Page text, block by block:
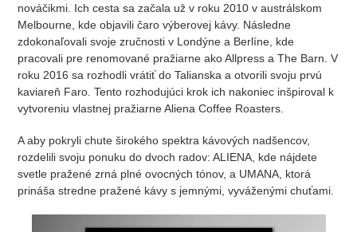
nováčikmi. Ich cesta sa začala už v roku 2010 v austrálskom
Melbourne, kde objavili čaro výberovej kávy. Následne
zdokonaľovali svoje zručnosti v Londýne a Berlíne, kde
pracovali pre renomované pražiarne ako Allpress a The Barn. V
roku 2016 sa rozhodli vrátiť do Talianska a otvorili svoju prvú
kaviareň Faro. Tento rozhodujúci krok ich nakoniec inšpiroval k
vytvoreniu vlastnej pražiarne Aliena Coffee Roasters.
A aby pokryli chute širokého spektra kávových nadšencov,
rozdelili svoju ponuku do dvoch radov: ALIENA, kde nájdete
svetle pražené zrná plné ovocných tónov, a UMANA, ktorá
prináša stredne pražené kávy s jemnými, vyváženými chuťami.